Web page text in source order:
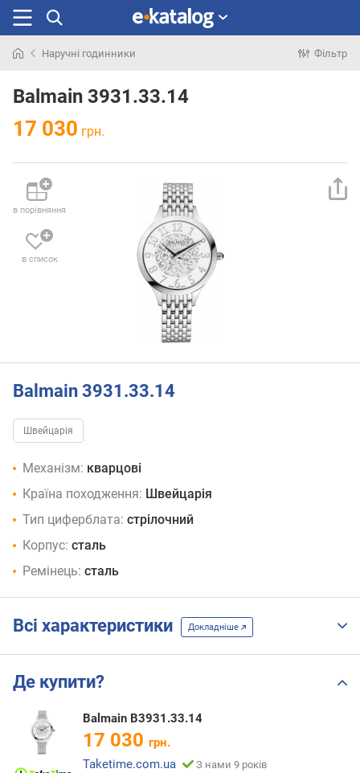
раніше
Наручні годинники Фільтр
Balmain 3931.33.14
17 030 грн.
в порівняння
в список
Balmain 3931.33.14
Швейцарія
Механізм: кварцові
Країна походження: Швейцарія
Тип циферблата: стрілочний
Корпус: сталь
Ремінець: сталь
Всі характеристики Докладніше
Де купити?
Balmain B3931.33.14
17 030 грн.
Taketime.com.ua
З нами 9 років